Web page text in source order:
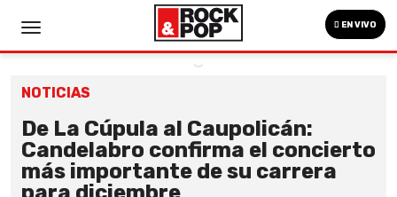
EN VIVO
NOTICIAS
De La Cúpula al Caupolicán:
Candelabro confirma el concierto
más importante de su carrera